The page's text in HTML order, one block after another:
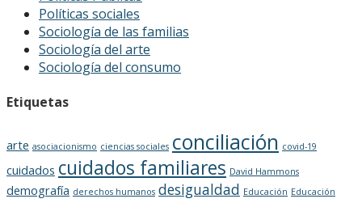
Políticas sociales
Sociología de las familias
Sociología del arte
Sociología del consumo
Etiquetas
arte asociacionismo ciencias sociales conciliación covid-19
cuidados cuidados familiares David Hammons
demografía derechos humanos desigualdad Educación Educación